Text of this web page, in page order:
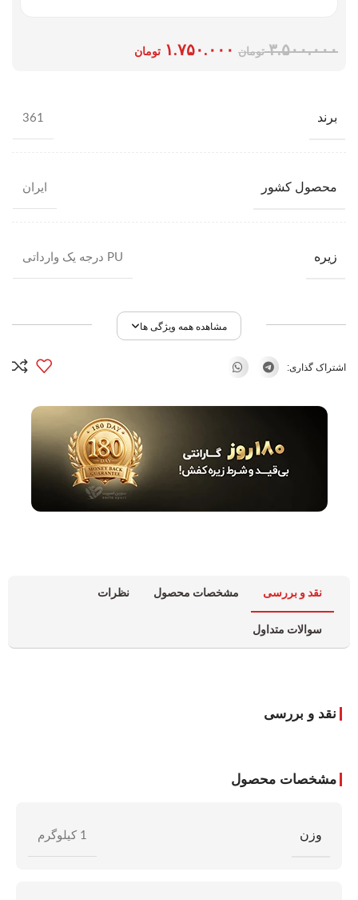
۳.۵۰۰.۰۰۰ تومان ۱.۷۵۰.۰۰۰ تومان
برند 361
محصول کشور ایران
زیره PU درجه یک وارداتی
مشاهده همه ویژگی ها
اشتراک گذاری:
نقد و بررسی مشخصات محصول نظرات
سوالات متداول
نقد و بررسی
مشخصات محصول
وزن 1 کیلوگرم